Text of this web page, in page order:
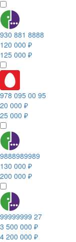
930 881 8888
120 000 ₽
125 000 ₽
978 095 00 95
20 000 ₽
25 000 ₽
9888989989
130 000 ₽
200 000 ₽
99999999 27
3 500 000 ₽
4 200 000 ₽